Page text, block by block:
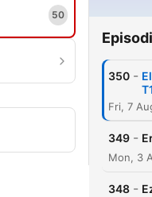
50
350 -
Fri, 7
349 -
Mon, 3
348 -